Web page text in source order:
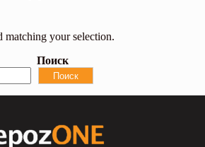
matching your selection.
Поиск
Поиск